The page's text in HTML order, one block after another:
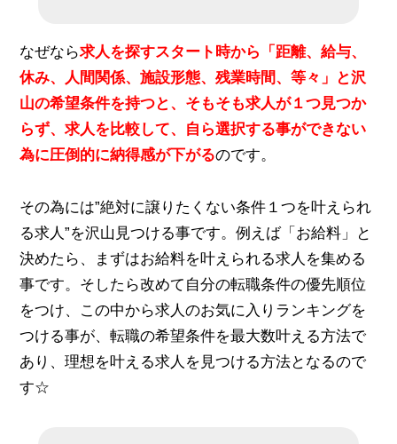
なぜなら求人を探すスタート時から「距離、給与、
休み、人間関係、施設形態、残業時間、等々」と沢
山の希望条件を持つと、そもそも求人が１つ見つか
らず、求人を比較して、自ら選択する事ができない
為に圧倒的に納得感が下がるのです。
その為には”絶対に譲りたくない条件１つを叶えられ
る求人”を沢山見つける事です。例えば「お給料」と
決めたら、まずはお給料を叶えられる求人を集める
事です。そしたら改めて自分の転職条件の優先順位
をつけ、この中から求人のお気に入りランキングを
つける事が、転職の希望条件を最大数叶える方法で
あり、理想を叶える求人を見つける方法となるので
す☆